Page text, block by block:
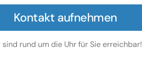
Kontakt aufnehmen
sind rund um die Uhr für Sie erreichbar!